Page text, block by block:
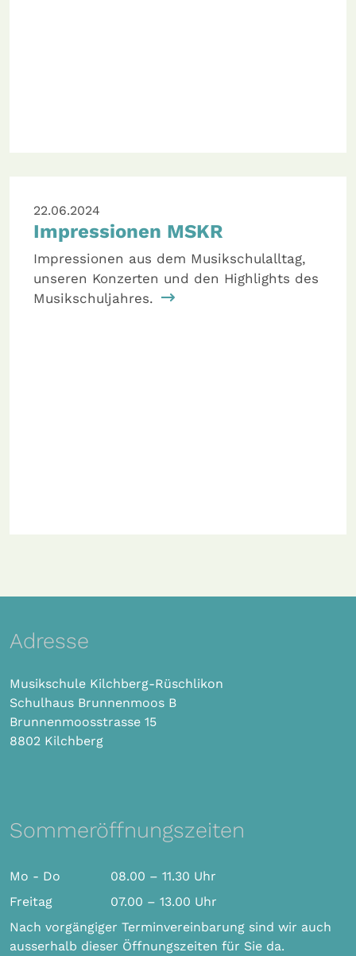
22.06.2024
Impressionen MSKR
Impressionen aus dem Musikschulalltag,
unseren Konzerten und den Highlights des
Musikschuljahres.
Adresse
Musikschule Kilchberg-Rüschlikon
Schulhaus Brunnenmoos B
Brunnenmoosstrasse 15
8802 Kilchberg
Sommeröffnungszeiten
Mo - Do
08.00 – 11.30 Uhr
Freitag
07.00 – 13.00 Uhr
Nach vorgängiger Terminvereinbarung sind wir auch
ausserhalb dieser Öffnungszeiten für Sie da.